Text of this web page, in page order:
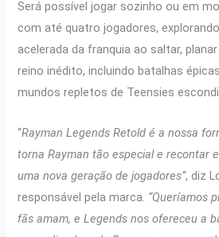
Será possível jogar sozinho ou em
com até quatro jogadores,
acelerada da franquia ao saltar,
reino inédito, incluindo batalhas
mundos repletos de Teensies
“Rayman Legends Retold é a nossa
torna Rayman tão especial e recontar
uma nova geração de jogadores”, diz
responsável pela marca. “Queríamos
fãs amam, e Legends nos ofereceu a